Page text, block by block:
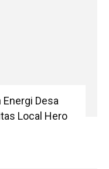
Desa
Local Hero